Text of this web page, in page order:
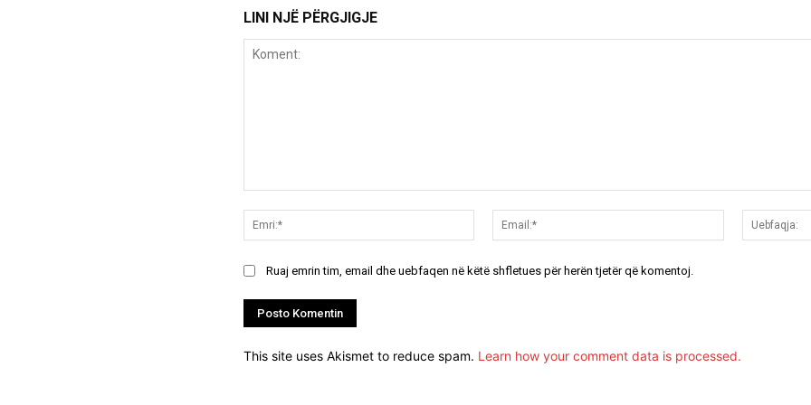
LINI NJË PËRGJIGJE
Emri:*
Email:*
Ruaj emrin tim, email dhe uebfaqen në këtë shfletues për herën tjetër që komentoj.
This site uses Akismet to reduce spam. Learn how your comment data is processed.